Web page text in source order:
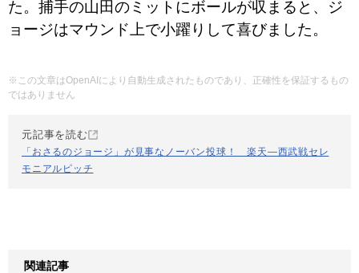
た。捕手の山田のミットにボールが収まると、ジ
ョージはマウンド上で小躍りして喜びました。
※この文章はOpenAIにより自動生成されたものであり、正確性を保証するもの
ではありません
元記事を読む
「おさるのジョージ」が見事なノーバン投球！ 楽天―西武戦セレ
モニアルピッチ
関連記事